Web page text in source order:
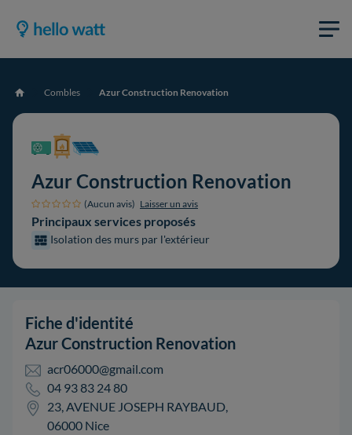
Accueil Combles Azur Construction Renovation
Azur Construction Renovation
(Aucun avis) Laisser un avis
Principaux services proposés
Isolation des murs par l'extérieur
Fiche d'identité
Azur Construction Renovation
acr06000@gmail.com
04 93 83 24 80
23, AVENUE JOSEPH RAYBAUD,
06000 Nice